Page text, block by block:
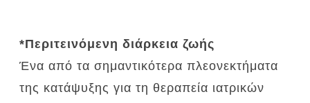
*Περιτεινόμενη διάρκεια ζωής
Ένα από τα σημαντικότερα πλεονεκτήματα
της κατάψυξης για τη θεραπεία ιατρικών